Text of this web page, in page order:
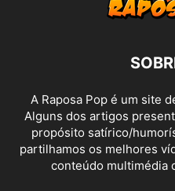
A Raposa Pop é um site
Alguns dos artigos
propósito satírico/
partilhamos os melhores
conteúdo multimédia